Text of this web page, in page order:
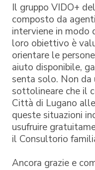
Il gruppo VIDO+
composto da
interviene in modo
loro obiettivo è
orientare le
aiuto disponibile,
senta solo. Non
sottolineare che il
Città di Lugano
queste situazioni
usufruire
il Consultorio
Ancora grazie e